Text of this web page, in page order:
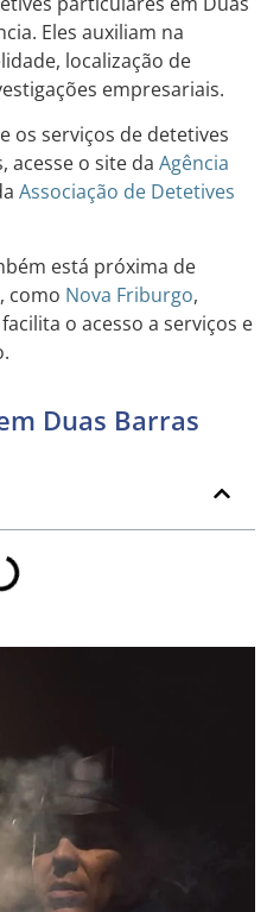
Eles auxiliam na
localização de
empresariais.
os serviços de detetives
acesse o site da Agência
Associação de Detetives
está próxima de
como Nova Friburgo,
o acesso a serviços e
Duas Barras